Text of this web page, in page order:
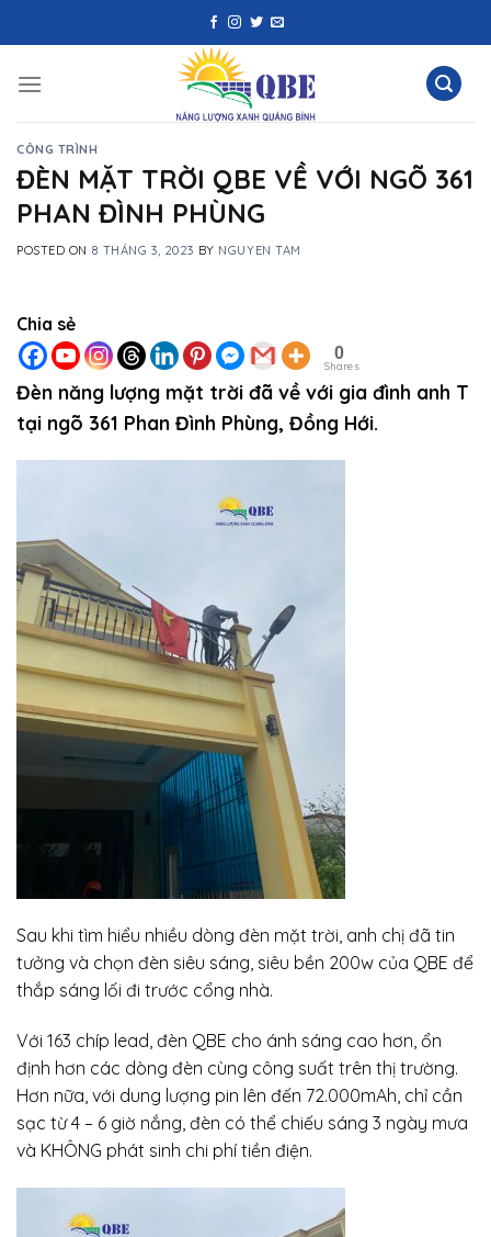
to
CÔNG TRÌNH
ĐÈN MẶT TRỜI QBE VỀ VỚI NGÕ 361
PHAN ĐÌNH PHÙNG
POSTED ON 8 THÁNG 3, 2023 BY NGUYEN TAM
Chia sẻ
0
Shares
Đèn năng lượng mặt trời đã về với gia đình anh T
tại ngõ 361 Phan Đình Phùng, Đồng Hới.
Sau khi tìm hiểu nhiều dòng đèn mặt trời, anh chị đã tin
tưởng và chọn đèn siêu sáng, siêu bền 200w của QBE để
thắp sáng lối đi trước cổng nhà.
Với 163 chíp lead, đèn QBE cho ánh sáng cao hơn, ổn
định hơn các dòng đèn cùng công suất trên thị trường.
Hơn nữa, với dung lượng pin lên đến 72.000mAh, chỉ cần
sạc từ 4 – 6 giờ nắng, đèn có thể chiếu sáng 3 ngày mưa
và KHÔNG phát sinh chi phí tiền điện.